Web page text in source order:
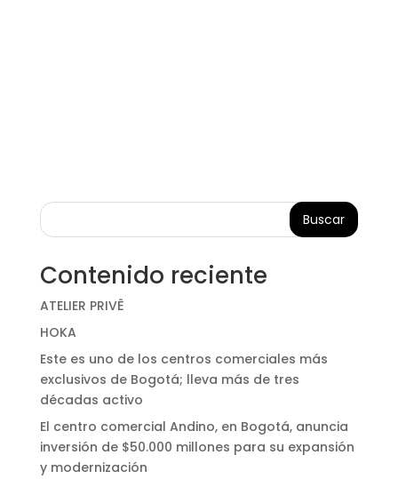
Buscar
Contenido reciente
ATELIER PRIVÊ
HOKA
Este es uno de los centros comerciales más
exclusivos de Bogotá; lleva más de tres
décadas activo
El centro comercial Andino, en Bogotá, anuncia
inversión de $50.000 millones para su expansión
y modernización